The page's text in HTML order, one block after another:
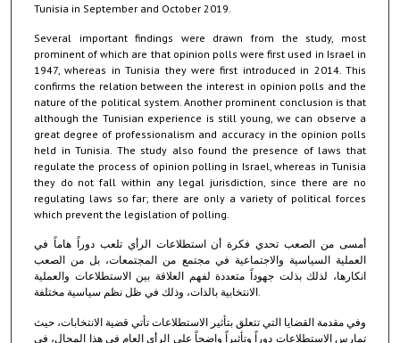
Tunisia in September and October 2019.
Several important findings were drawn from the study, most
prominent of which are that opinion polls were first used in Israel in
1947, whereas in Tunisia they were first introduced in 2014. This
confirms the relation between the interest in opinion polls and the
nature of the political system. Another prominent conclusion is that
although the Tunisian experience is still young, we can observe a
great degree of professionalism and accuracy in the opinion polls
held in Tunisia. The study also found the presence of laws that
regulate the process of opinion polling in Israel, whereas in Tunisia
they do not fall within any legal jurisdiction, since there are no
regulating laws so far; there are only a variety of political forces
which prevent the legislation of polling.
أمسى من الصعب تحدي فكرة أن استطلاعات الرأي تلعب دوراً هاماً في
العملية السياسية والاجتماعية في مجتمع من المجتمعات، بل من الصعب
انكارها، لذلك بذلت جهوداً متعددة لفهم العلاقة بين الاستطلاعات والعملية
الانتخابية بالذات، وذلك في ظل نظم سياسية مختلفة.
وفي مقدمة القضايا التي تتعلق بتأثير الاستطلاعات تأتي قضية الانتخابات، حيث
تمارس الاستطلاعات دوراً وتأثيراً واضحاً على الرأي العام في هذا المجال، في